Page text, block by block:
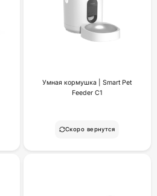
Умная кормушка | Smart Pet
Feeder C1
Скоро вернутся